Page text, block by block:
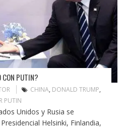
CON PUTIN?
CHINA, DONALD TRUMP,
PUTIN
Unidos y Rusia se
Helsinki, Finlandia,